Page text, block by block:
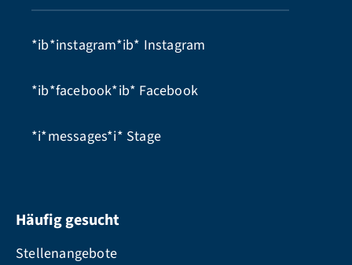
*ib*instagram*ib* Instagram
*ib*facebook*ib* Facebook
*i*messages*i* Stage
Häufig gesucht
Stellenangebote